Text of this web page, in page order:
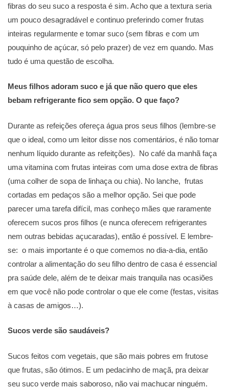
fibras do seu suco a resposta é sim. Acho que a textura seria
um pouco desagradável e continuo preferindo comer frutas
inteiras regularmente e tomar suco (sem fibras e com um
pouquinho de açúcar, só pelo prazer) de vez em quando. Mas
tudo é uma questão de escolha.
Meus filhos adoram suco e já que não quero que eles
bebam refrigerante fico sem opção. O que faço?
Durante as refeições ofereça água pros seus filhos (lembre-se
que o ideal, como um leitor disse nos comentários, é não tomar
nenhum líquido durante as refeitções). No café da manhã faça
uma vitamina com frutas inteiras com uma dose extra de fibras
(uma colher de sopa de linhaça ou chia). No lanche, frutas
cortadas em pedaços são a melhor opção. Sei que pode
parecer uma tarefa difícil, mas conheço mães que raramente
oferecem sucos pros filhos (e nunca oferecem refrigerantes
nem outras bebidas açucaradas), então é possível. E lembre-
se: o mais importante é o que comemos no dia-a-dia, então
controlar a alimentação do seu filho dentro de casa é essencial
pra saúde dele, além de te deixar mais tranquila nas ocasiões
em que você não pode controlar o que ele come (festas, visitas
à casas de amigos…).
Sucos verde são saudáveis?
Sucos feitos com vegetais, que são mais pobres em frutose
que frutas, são ótimos. E um pedacinho de maçã, pra deixar
seu suco verde mais saboroso, não vai machucar ninguém.